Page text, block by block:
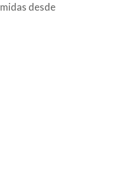
desde